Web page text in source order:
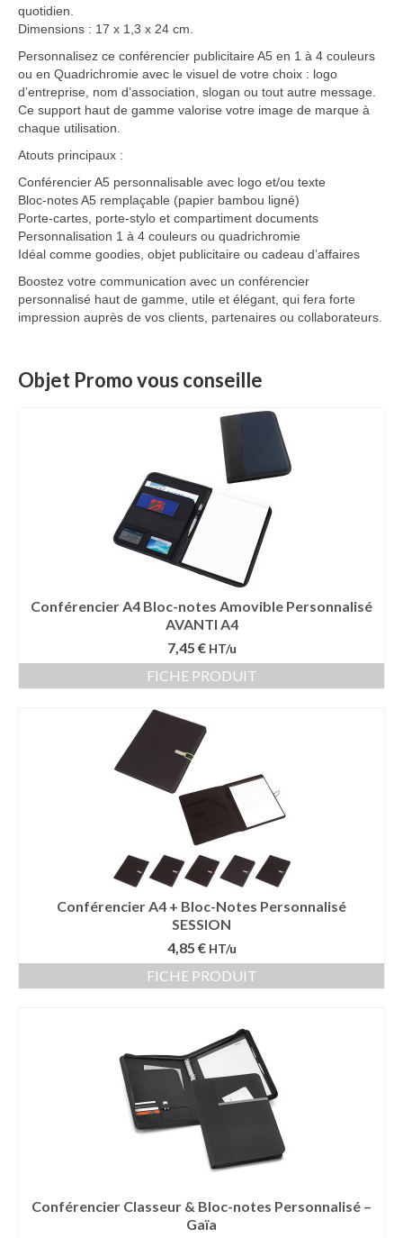
quotidien.
Dimensions : 17 x 1,3 x 24 cm.
Personnalisez ce conférencier publicitaire A5 en 1 à 4 couleurs
ou en Quadrichromie avec le visuel de votre choix : logo
d’entreprise, nom d’association, slogan ou tout autre message.
Ce support haut de gamme valorise votre image de marque à
chaque utilisation.
Atouts principaux :
Conférencier A5 personnalisable avec logo et/ou texte
Bloc-notes A5 remplaçable (papier bambou ligné)
Porte-cartes, porte-stylo et compartiment documents
Personnalisation 1 à 4 couleurs ou quadrichromie
Idéal comme goodies, objet publicitaire ou cadeau d’affaires
Boostez votre communication avec un conférencier
personnalisé haut de gamme, utile et élégant, qui fera forte
impression auprès de vos clients, partenaires ou collaborateurs.
Objet Promo vous conseille
Conférencier A4 Bloc-notes Amovible Personnalisé
AVANTI A4
7,45 € HT/u
FICHE PRODUIT
Conférencier A4 + Bloc-Notes Personnalisé
SESSION
4,85 € HT/u
FICHE PRODUIT
Conférencier Classeur & Bloc-notes Personnalisé –
Gaïa